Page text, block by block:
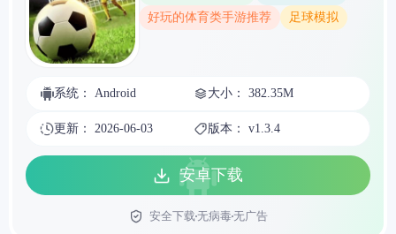
好玩的体育类手游推荐
足球模拟
系统： Android 大小： 382.35M
更新： 2026-06-03 版本： v1.3.4
安卓下载
安全下载无病毒无广告